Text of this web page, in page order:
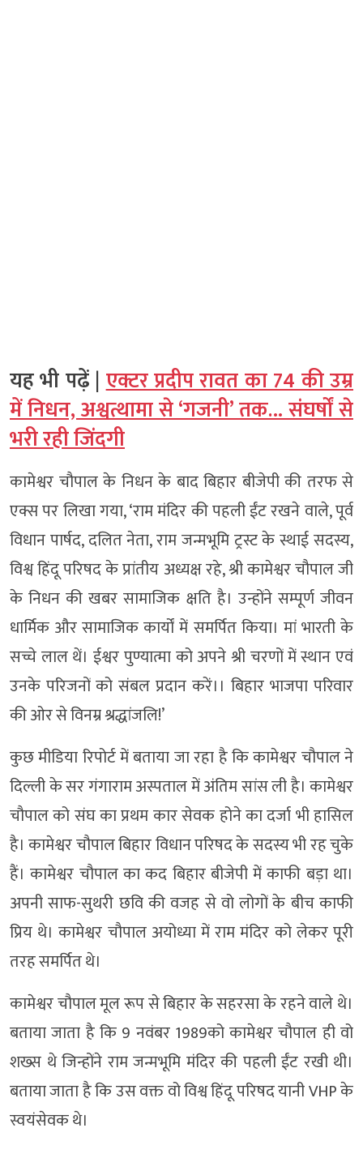
यह भी पढ़ें |एक्टर प्रदीप रावत का 74 की उम्र
में निधन, अश्वत्थामा से ‘गजनी’ तक… संघर्षों से
भरी रही जिंदगी
कामेश्वर चौपाल के निधन के बाद बिहार बीजेपी की तरफ से
एक्स पर लिखा गया, ‘राम मंदिर की पहली ईंट रखने वाले, पूर्व
विधान पार्षद, दलित नेता, राम जन्मभूमि ट्रस्ट के स्थाई सदस्य,
विश्व हिंदू परिषद के प्रांतीय अध्यक्ष रहे, श्री कामेश्वर चौपाल जी
के निधन की खबर सामाजिक क्षति है। उन्होंने सम्पूर्ण जीवन
धार्मिक और सामाजिक कार्यों में समर्पित किया। मां भारती के
सच्चे लाल थें। ईश्वर पुण्यात्मा को अपने श्री चरणों में स्थान एवं
उनके परिजनों को संबल प्रदान करें।। बिहार भाजपा परिवार
की ओर से विनम्र श्रद्धांजलि!’
कुछ मीडिया रिपोर्ट में बताया जा रहा है कि कामेश्वर चौपाल ने
दिल्ली के सर गंगाराम अस्पताल में अंतिम सांस ली है। कामेश्वर
चौपाल को संघ का प्रथम कार सेवक होने का दर्जा भी हासिल
है। कामेश्वर चौपाल बिहार विधान परिषद के सदस्य भी रह चुके
हैं। कामेश्वर चौपाल का कद बिहार बीजेपी में काफी बड़ा था।
अपनी साफ-सुथरी छवि की वजह से वो लोगों के बीच काफी
प्रिय थे। कामेश्वर चौपाल अयोध्या में राम मंदिर को लेकर पूरी
तरह समर्पित थे।
कामेश्वर चौपाल मूल रूप से बिहार के सहरसा के रहने वाले थे।
बताया जाता है कि 9 नवंबर 1989को कामेश्वर चौपाल ही वो
शख्स थे जिन्होंने राम जन्मभूमि मंदिर की पहली ईंट रखी थी।
बताया जाता है कि उस वक्त वो विश्व हिंदू परिषद यानी VHP के
स्वयंसेवक थे।